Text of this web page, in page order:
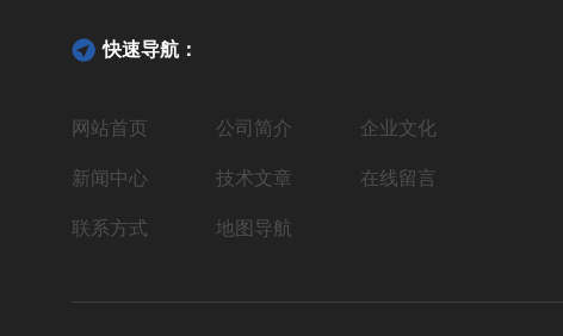
快速导航：
网站首页 公司简介 企业文化
新闻中心 技术文章 在线留言
联系方式 地图导航